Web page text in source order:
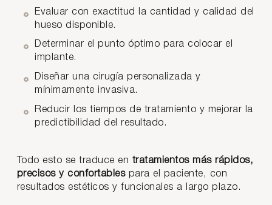
Evaluar con exactitud la cantidad y calidad del
hueso disponible.
Determinar el punto óptimo para colocar el
implante.
Diseñar una cirugía personalizada y
mínimamente invasiva.
Reducir los tiempos de tratamiento y mejorar la
predictibilidad del resultado.
Todo esto se traduce en tratamientos más rápidos,
precisos y confortablespara el paciente, con
resultados estéticos y funcionales a largo plazo.